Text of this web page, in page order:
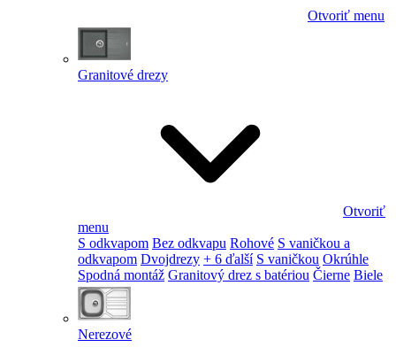
Otvoriť menu
Granitové drezy
Otvoriť
menu
S odkvapom Bez odkvapu Rohové S vaničkou a
odkvapom Dvojdrezy + 6 ďalší S vaničkou Okrúhle
Spodná montáž Granitový drez s batériou Čierne Biele
Nerezové